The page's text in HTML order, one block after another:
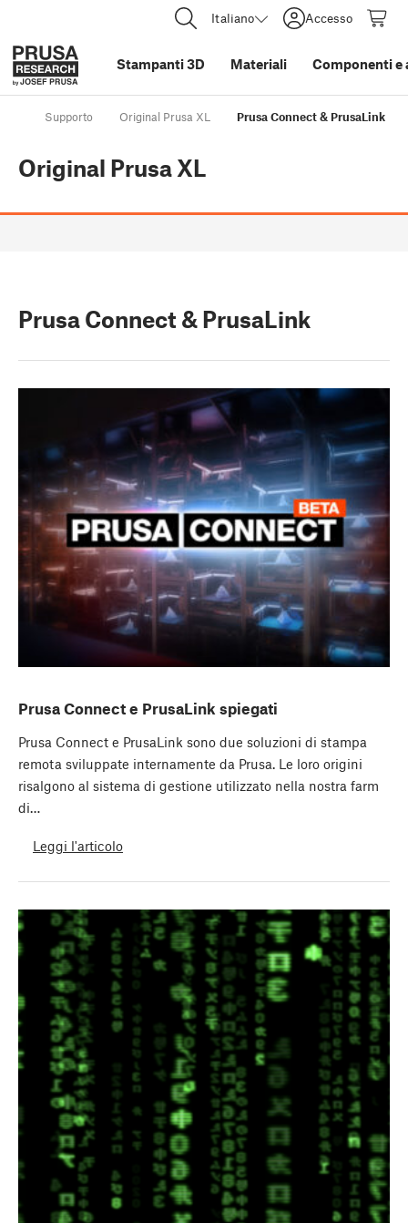
Italiano Accesso
Stampanti 3D Materiali Componenti e
Supporto Original Prusa XL Prusa Connect & PrusaLink
Original Prusa XL
Prusa Connect & PrusaLink
Prusa Connect e PrusaLink spiegati
Prusa Connect e PrusaLink sono due soluzioni di stampa
remota sviluppate internamente da Prusa. Le loro origini
risalgono al sistema di gestione utilizzato nella nostra farm
di…
Leggi l'articolo